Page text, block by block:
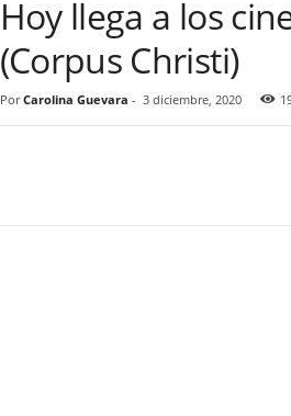
Hoy llega a los
(Corpus Christi)
Por Carolina Guevara - 3 diciembre, 2020